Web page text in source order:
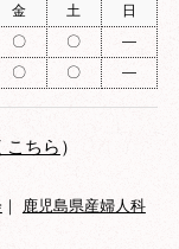
金 土
日
〇 〇
―
〇 〇 ―
こちら ）
｜
鹿児島県産婦人科